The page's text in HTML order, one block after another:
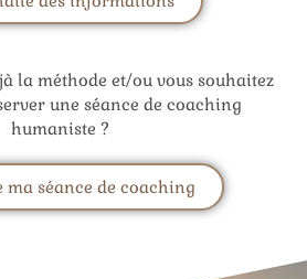
la méthode et/ou vous souhaitez
une séance de coaching
humaniste ?
ma séance de coaching